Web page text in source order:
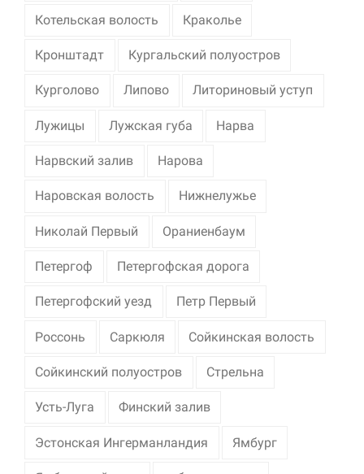
Котельская волость Краколье
Кронштадт Кургальский полуостров
Курголово Липово Литориновый уступ
Лужицы Лужская губа Нарва
Нарвский залив Нарова
Наровская волость Нижнелужье
Николай Первый Ораниенбаум
Петергоф Петергофская дорога
Петергофский уезд Петр Первый
Россонь Саркюля Сойкинская волость
Сойкинский полуостров Стрельна
Усть-Луга Финский залив
Эстонская Ингерманландия Ямбург